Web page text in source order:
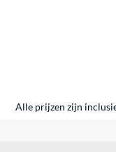
Alle prijzen zijn